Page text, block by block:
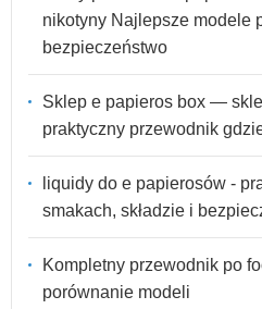
nikotyny Najlepsze modele
bezpieczeństwo
Sklep e papieros box —
praktyczny przewodnik
liquidy do e papierosów -
smakach, składzie i
Kompletny przewodnik po
porównanie modeli